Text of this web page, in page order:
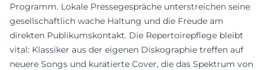
Programm. Lokale Pressegespräche unterstreichen seine
gesellschaftlich wache Haltung und die Freude am
direkten Publikumskontakt. Die Repertoirepflege bleibt
vital: Klassiker aus der eigenen Diskographie treffen auf
neuere Songs und kuratierte Cover, die das Spektrum von